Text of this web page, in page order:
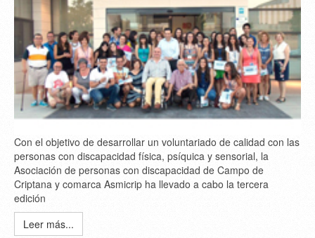
Con el objetivo de desarrollar un voluntariado de calidad con las
personas con discapacidad física, psíquica y sensorial, la
Asociación de personas con discapacidad de Campo de
Criptana y comarca Asmicrip ha llevado a cabo la tercera
edición
Leer más...